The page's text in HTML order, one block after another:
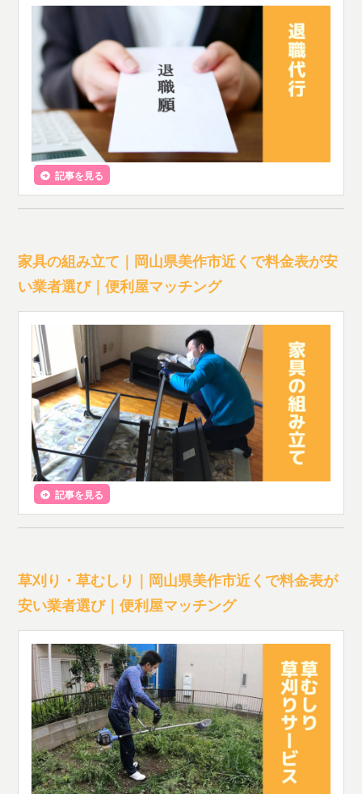
記事を見る
家具の組み立て｜岡山県美作市近くで料金表が安
い業者選び｜便利屋マッチング
記事を見る
草刈り・草むしり｜岡山県美作市近くで料金表が
安い業者選び｜便利屋マッチング